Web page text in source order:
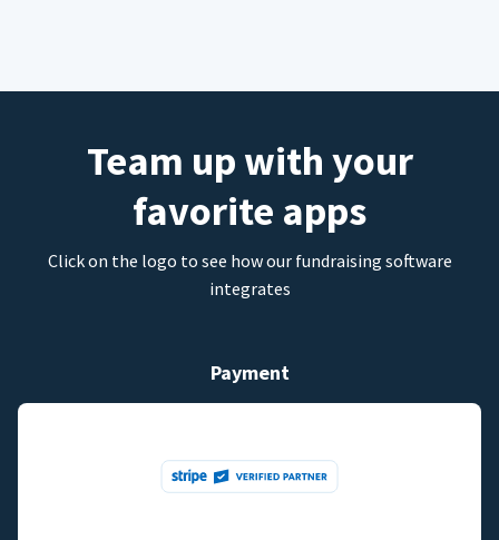
Team up with your
favorite apps
Click on the logo to see how our fundraising software
integrates
Payment